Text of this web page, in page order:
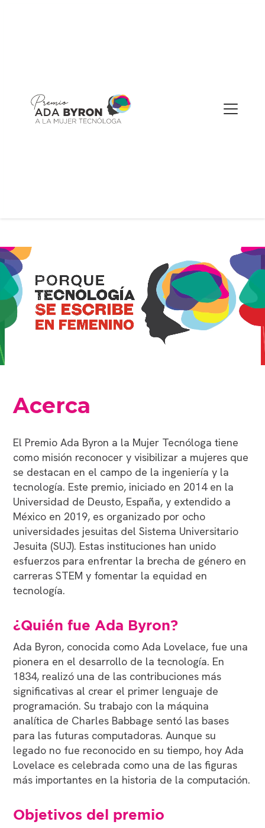
Acerca
El Premio Ada Byron a la Mujer Tecnóloga tiene
como misión reconocer y visibilizar a mujeres que
se destacan en el campo de la ingeniería y la
tecnología. Este premio, iniciado en 2014 en la
Universidad de Deusto, España, y extendido a
México en 2019, es organizado por ocho
universidades jesuitas del Sistema Universitario
Jesuita (SUJ). Estas instituciones han unido
esfuerzos para enfrentar la brecha de género en
carreras STEM y fomentar la equidad en
tecnología.
¿Quién fue Ada Byron?
Ada Byron, conocida como Ada Lovelace, fue una
pionera en el desarrollo de la tecnología. En
1834, realizó una de las contribuciones más
significativas al crear el primer lenguaje de
programación. Su trabajo con la máquina
analítica de Charles Babbage sentó las bases
para las futuras computadoras. Aunque su
legado no fue reconocido en su tiempo, hoy Ada
Lovelace es celebrada como una de las figuras
más importantes en la historia de la computación.
Objetivos del premio